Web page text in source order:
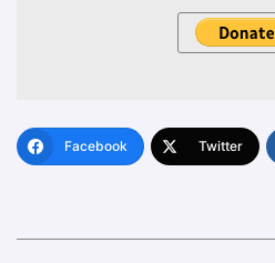
Facebook Twitter